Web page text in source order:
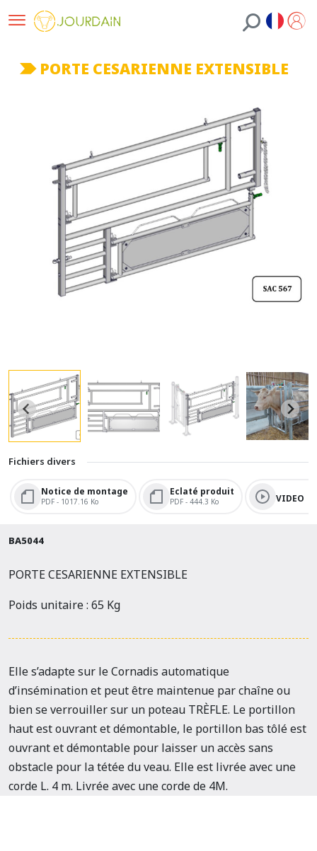
PORTE CESARIENNE EXTENSIBLE
Fichiers divers
Notice de montage
PDF - 1017.16 Ko
Eclaté produit
PDF - 444.3 Ko VIDEO
BA5044
PORTE CESARIENNE EXTENSIBLE
Poids unitaire : 65 Kg
Elle s’adapte sur le Cornadis automatique
d’insémination et peut être maintenue par chaîne ou
bien se verrouiller sur un poteau TRÈFLE. Le portillon
haut est ouvrant et démontable, le portillon bas tôlé est
ouvrant et démontable pour laisser un accès sans
obstacle pour la tétée du veau. Elle est livrée avec une
corde L. 4 m. Livrée avec une corde de 4M.